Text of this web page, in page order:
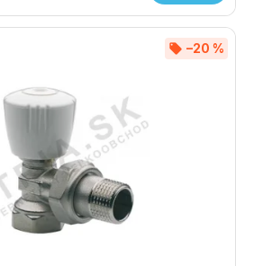
–20 %